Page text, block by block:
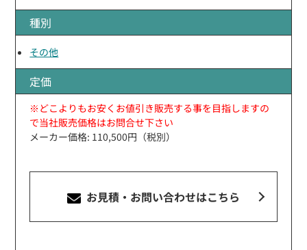
種別
その他
定価
※どこよりもお安くお値引き販売する事を目指しますの
で当社販売価格はお問合せ下さい
メーカー価格: 110,500円（税別）
お見積・お問い合わせはこちら